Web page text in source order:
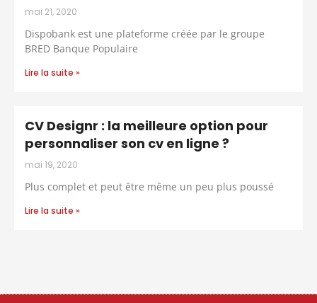
mai 21, 2020
Dispobank est une plateforme créée par le groupe
BRED Banque Populaire
Lire la suite »
CV Designr : la meilleure option pour
personnaliser son cv en ligne ?
mai 19, 2020
Plus complet et peut être même un peu plus poussé
Lire la suite »